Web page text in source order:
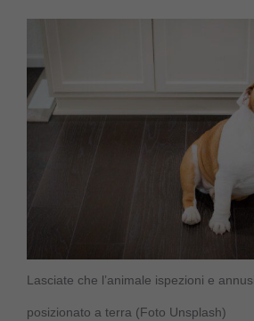
Lasciate che l’animale ispezioni e
posizionato a terra (Foto Unsplash)